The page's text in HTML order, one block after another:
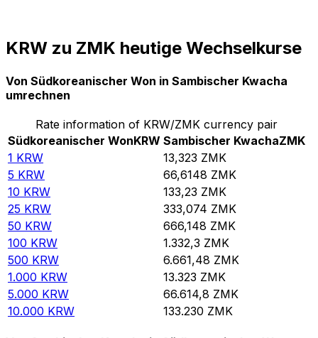
KRW zu ZMK heutige Wechselkurse
Von Südkoreanischer Won in Sambischer Kwacha
umrechnen
Rate information of KRW/ZMK currency pair
Südkoreanischer WonKRW Sambischer KwachaZMK
1 KRW 13,323 ZMK
5 KRW 66,6148 ZMK
10 KRW 133,23 ZMK
25 KRW 333,074 ZMK
50 KRW 666,148 ZMK
100 KRW 1.332,3 ZMK
500 KRW 6.661,48 ZMK
1.000 KRW 13.323 ZMK
5.000 KRW 66.614,8 ZMK
10.000 KRW 133.230 ZMK